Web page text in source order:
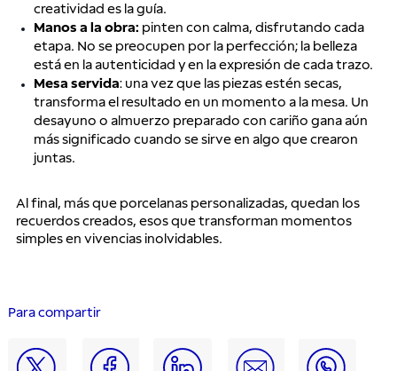
Para compartir
creatividad es la guía.
Manos a la obra: pinten con calma, disfrutando cada
etapa. No se preocupen por la perfección; la belleza
está en la autenticidad y en la expresión de cada trazo.
Mesa servida: una vez que las piezas estén secas,
transforma el resultado en un momento a la mesa. Un
desayuno o almuerzo preparado con cariño gana aún
más significado cuando se sirve en algo que crearon
juntas.
Al final, más que porcelanas personalizadas, quedan los
recuerdos creados, esos que transforman momentos
simples en vivencias inolvidables.